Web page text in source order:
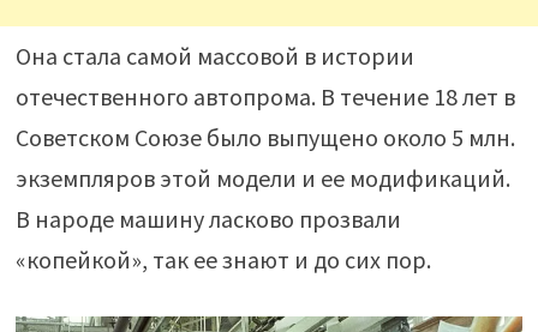
Она стала самой массовой в истории
отечественного автопрома. В течение 18 лет в
Советском Союзе было выпущено около 5 млн.
экземпляров этой модели и ее модификаций.
В народе машину ласково прозвали
«копейкой», так ее знают и до сих пор.